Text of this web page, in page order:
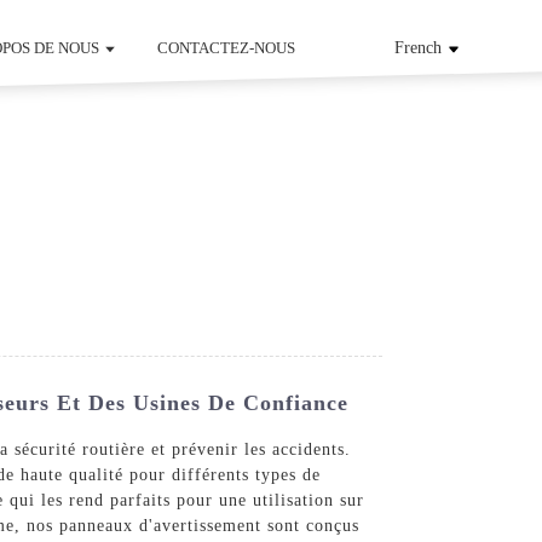
DE NOUS CONTACTEZ-NOUS French
Et Des Usines De Confiance
sécurité routière et prévenir les accidents.
haute qualité pour différents types de
qui les rend parfaits pour une utilisation sur
nos panneaux d'avertissement sont conçus